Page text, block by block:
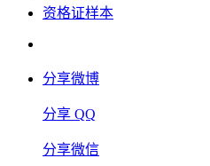
资格证样本
分享微博
分享 QQ
分享微信